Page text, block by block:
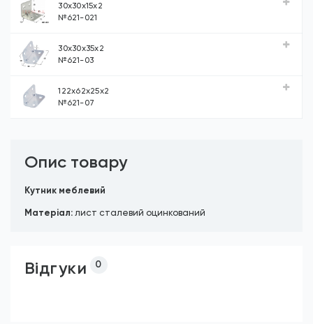
30х30х15х2
№621-021
30х30х35х2
№621-03
122х62х25х2
№621-07
Опис товару
Кутник меблевий
Матеріал: лист сталевий оцинкований
Відгуки 0